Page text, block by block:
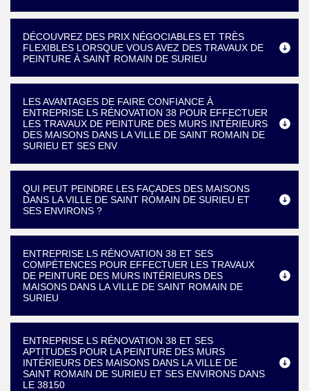
DÉCOUVREZ DES PRIX NÉGOCIABLES ET TRÈS
FLEXIBLES LORSQUE VOUS AVEZ DES TRAVAUX DE
PEINTURE À SAINT ROMAIN DE SURIEU
LES AVANTAGES DE FAIRE CONFIANCE À
ENTREPRISE LS RÉNOVATION 38 POUR EFFECTUER
LES TRAVAUX DE PEINTURE DES MURS INTÉRIEURS
DES MAISONS DANS LA VILLE DE SAINT ROMAIN DE
SURIEU ET SES ENV
QUI PEUT PEINDRE LES FAÇADES DES MAISONS
DANS LA VILLE DE SAINT ROMAIN DE SURIEU ET
SES ENVIRONS ?
ENTREPRISE LS RÉNOVATION 38 ET SES
COMPÉTENCES POUR EFFECTUER LES TRAVAUX
DE PEINTURE DES MURS INTÉRIEURS DES
MAISONS DANS LA VILLE DE SAINT ROMAIN DE
SURIEU
ENTREPRISE LS RÉNOVATION 38 ET SES
APTITUDES POUR LA PEINTURE DES MURS
INTÉRIEURS DES MAISONS DANS LA VILLE DE
SAINT ROMAIN DE SURIEU ET SES ENVIRONS DANS
LE 38150